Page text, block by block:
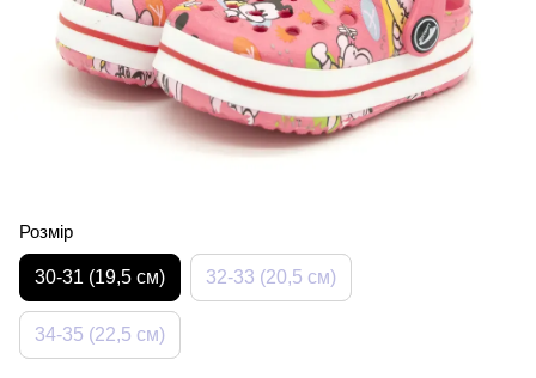
Розмір
30-31 (19,5 см) 32-33 (20,5 см)
34-35 (22,5 см)